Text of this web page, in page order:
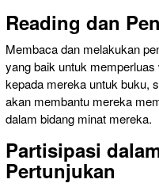
Reading dan
Membaca dan melakukan
yang baik untuk
kepada mereka untuk buku,
akan membantu mereka
dalam bidang minat mereka.
Partisipasi
Pertunjukan